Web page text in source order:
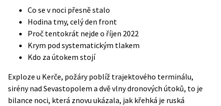
Co se v noci přesně stalo
Hodina tmy, celý den front
Proč tentokrát nejde o říjen 2022
Krym pod systematickým tlakem
Kdo za útokem stojí
Exploze u Kerče, požáry poblíž trajektového terminálu,
sirény nad Sevastopolem a dvě vlny dronových útoků, to je
bilance noci, která znovu ukázala, jak křehká je ruská